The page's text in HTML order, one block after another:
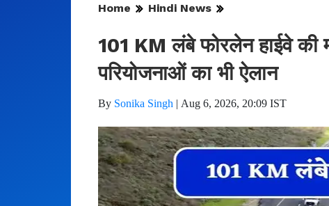
Home Hindi News
101 KM लंबे फोरलेन हाईवे
परियोजनाओं का भी ऐलान
By Sonika Singh | Aug 6, 2026, 20:09 IST